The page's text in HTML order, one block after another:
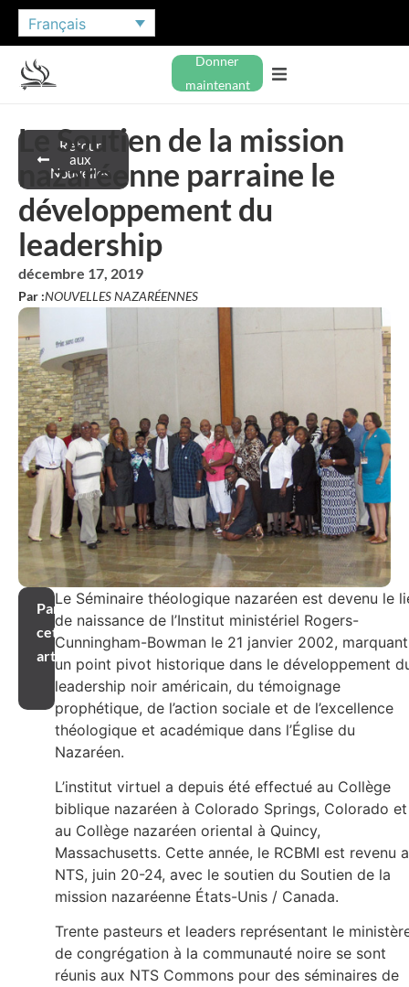
Français
Donner
maintenant
Retour
aux
Nouvelles
Le Soutien de la mission
nazaréenne parraine le
développement du
leadership
décembre 17, 2019
Par :NOUVELLES NAZARÉENNES
Partager
cet
article
Le Séminaire théologique nazaréen est devenu le
de naissance de l’Institut ministériel Rogers-
Cunningham-Bowman le 21 janvier 2002, marquant
un point pivot historique dans le développement
leadership noir américain, du témoignage
prophétique, de l’action sociale et de l’excellence
théologique et académique dans l’Église du
Nazaréen.
L’institut virtuel a depuis été effectué au Collège
biblique nazaréen à Colorado Springs, Colorado et
au Collège nazaréen oriental à Quincy,
Massachusetts. Cette année, le RCBMI est revenu
NTS, juin 20-24, avec le soutien du Soutien de la
mission nazaréenne États-Unis / Canada.
Trente pasteurs et leaders représentant le
de congrégation à la communauté noire se sont
réunis aux NTS Commons pour des séminaires de